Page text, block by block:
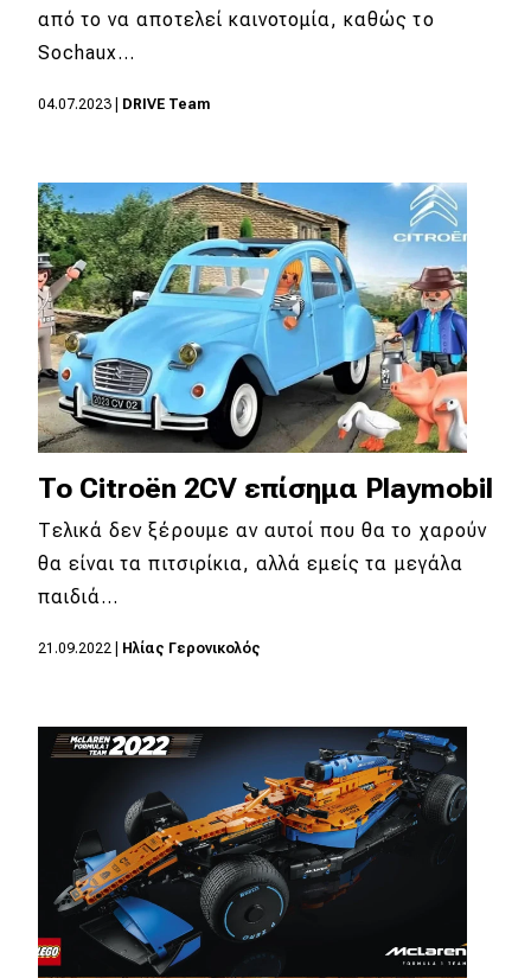
από το να αποτελεί καινοτομία, καθώς το
Sochaux…
04.07.2023 DRIVE Team
To Citroën 2CV επίσημα Playmobil
Τελικά δεν ξέρουμε αν αυτοί που θα το χαρούν
θα είναι τα πιτσιρίκια, αλλά εμείς τα μεγάλα
παιδιά…
21.09.2022 Ηλίας Γερονικολός